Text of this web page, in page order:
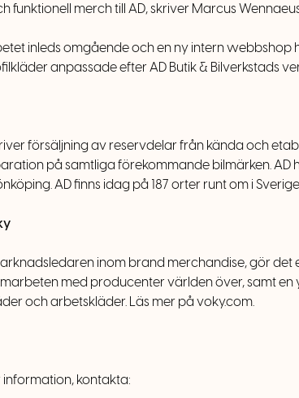
funktionell merch till AD, skriver Marcus
inleds omgående och en ny intern
anpassade efter AD Butik & Bilverkstads
försäljning av reservdelar från kända och
på samtliga förekommande bilmärken.
AD finns idag på 187 orter runt om i
inom brand merchandise, gör
med producenter världen över, samt
och arbetskläder. Läs mer på voky.com.
information, kontakta: